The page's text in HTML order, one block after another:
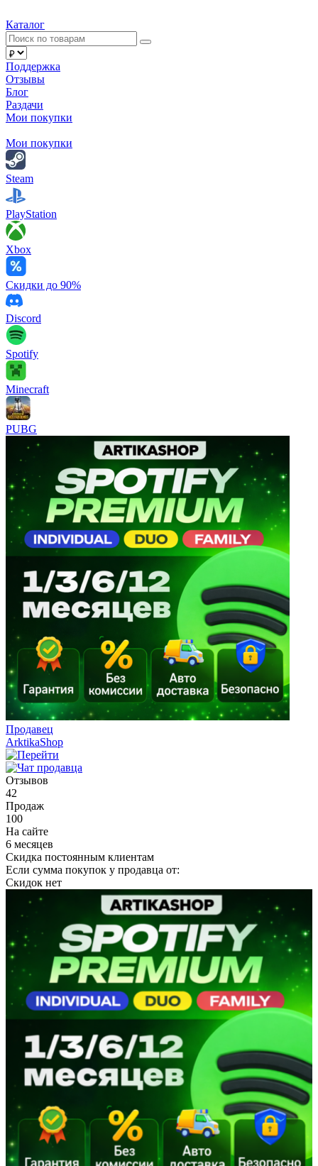
Каталог
Поддержка
Отзывы
Блог
Раздачи
Мои покупки
Мои покупки
Steam
PlayStation
Xbox
Скидки до 90%
Discord
Spotify
Minecraft
PUBG
Продавец
ArktikaShop
Отзывов
42
Продаж
100
На сайте
6 месяцев
Скидка постоянным клиентам
Если сумма покупок у продавца от:
Скидок нет